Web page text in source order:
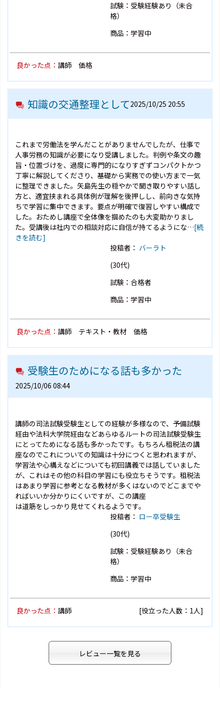
試験：受験経験あり（未合
格）
商品：学習中
良かった点： 講師 価格
知識の交通整理として2025/10/25 20:55
これまで労働法を学んだことがありませんでしたが、仕事で
人事労務の知識が必要になり受講しました。判例や条文の趣
旨・位置づけを、過度に専門的になりすぎずコンパクトかつ
丁寧に解説してくださり、基礎から実務での使い方まで一気
に整理できました。矢島先生の穏やかで聞き取りやすい話し
方と、適宜挟まれる具体例が理解を後押しし、前向きな気持
ちで学習に集中できます。要点が明確で復習しやすい構成で
した。おためし講座で全体像を掴めたのも大変助かりまし
た。受講後は社内での相談対応に自信が持てるようにな…[続
きを読む]
投稿者： バーラト
(30代)
試験：合格者
商品：学習中
良かった点： 講師 テキスト・教材 価格
受験生のためになる話も多かった
2025/10/06 08:44
講師の司法試験受験生としての経験が多様なので、予備試験
経由や法科大学院経由などあらゆるルートの司法試験受験生
にとってためになる話も多かったです。もちろん租税法の講
座なのでこれについての知識は十分につくと思われますが、
学習法や心構えなどについても初回講義では話していました
が、これはその他の科目の学習にも役立ちそうです。租税法
はあまり学習に参考となる教材が多くはないのでどこまでや
ればいいか分かりにくいですが、この講座
は道筋をしっかり見せてくれるようです。
投稿者： ロー卒受験生
(30代)
試験：受験経験あり（未合
格）
商品：学習中
良かった点： 講師 [役立った人数：1人]
レビュー一覧を見る